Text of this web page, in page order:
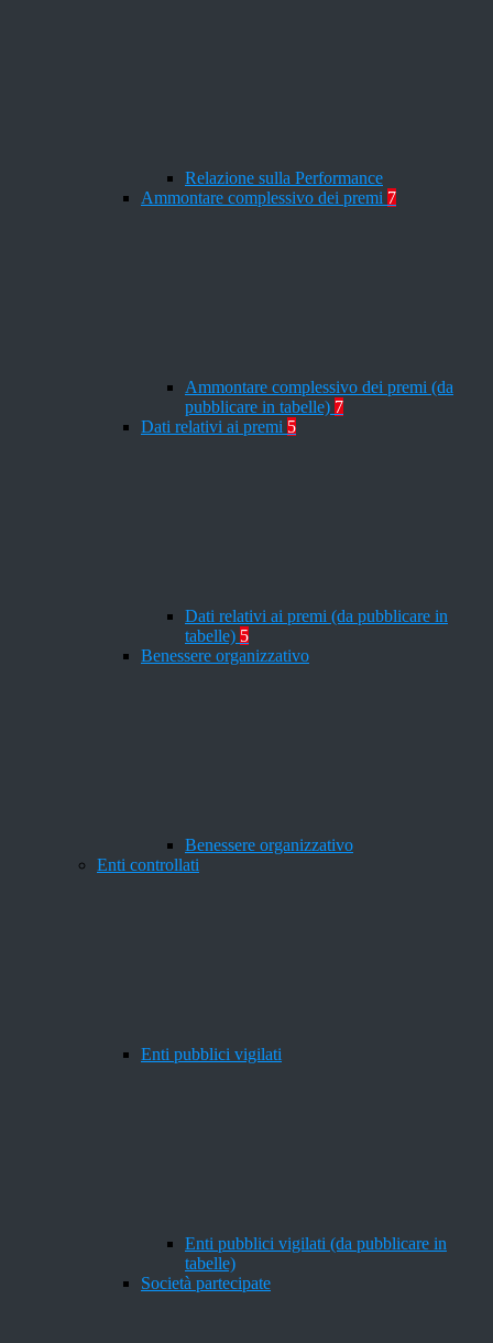
Relazione sulla Performance
Ammontare complessivo dei premi 7
Ammontare complessivo dei premi (da
pubblicare in tabelle) 7
Dati relativi ai premi 5
Dati relativi ai premi (da pubblicare in
tabelle) 5
Benessere organizzativo
Benessere organizzativo
Enti controllati
Enti pubblici vigilati
Enti pubblici vigilati (da pubblicare in
tabelle)
Società partecipate